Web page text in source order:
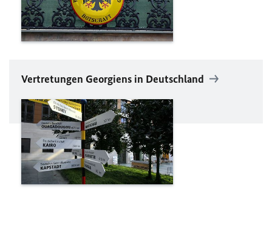
Vertretungen Georgiens in Deutschland